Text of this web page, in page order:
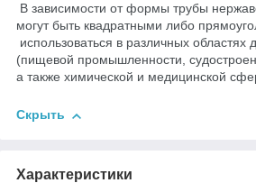
В зависимости от формы трубы
могут быть квадратными либо
использоваться в различных областях
(пищевой промышленности,
а также химической и медицинской
Скрыть
Характеристики